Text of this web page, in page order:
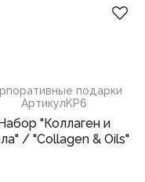
подарки
АртикулKP6
"Коллаген и
/ "Collagen & Oils"